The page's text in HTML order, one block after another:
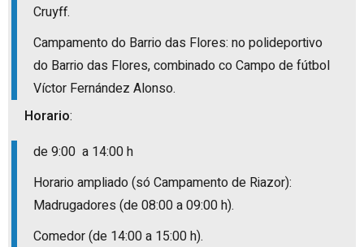
Cruyff.
Campamento do Barrio das Flores: no polideportivo
do Barrio das Flores, combinado co Campo de fútbol
Víctor Fernández Alonso.
Horario:
de 9:00 a 14:00 h
Horario ampliado (só Campamento de Riazor):
Madrugadores (de 08:00 a 09:00 h).
Comedor (de 14:00 a 15:00 h).